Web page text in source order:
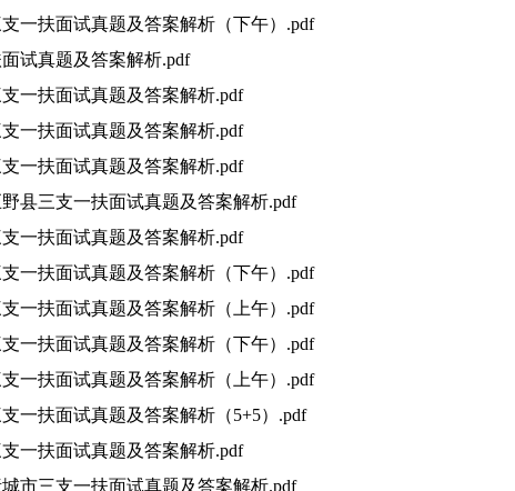
一扶面试真题及答案解析（下午）.pdf
试真题及答案解析.pdf
一扶面试真题及答案解析.pdf
一扶面试真题及答案解析.pdf
一扶面试真题及答案解析.pdf
县三支一扶面试真题及答案解析.pdf
一扶面试真题及答案解析.pdf
一扶面试真题及答案解析（下午）.pdf
一扶面试真题及答案解析（上午）.pdf
一扶面试真题及答案解析（下午）.pdf
一扶面试真题及答案解析（上午）.pdf
一扶面试真题及答案解析（5+5）.pdf
一扶面试真题及答案解析.pdf
市三支一扶面试真题及答案解析.pdf